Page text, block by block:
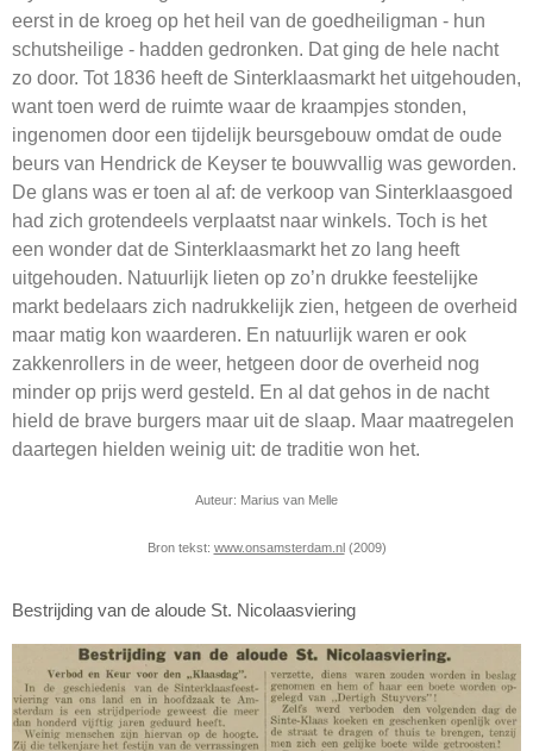
eerst in de kroeg op het heil van de goedheiligman - hun
schutsheilige - hadden gedronken. Dat ging de hele nacht
zo door. Tot 1836 heeft de Sinterklaasmarkt het uitgehouden,
want toen werd de ruimte waar de kraampjes stonden,
ingenomen door een tijdelijk beursgebouw omdat de oude
beurs van Hendrick de Keyser te bouwvallig was geworden.
De glans was er toen al af: de verkoop van Sinterklaasgoed
had zich grotendeels verplaatst naar winkels. Toch is het
een wonder dat de Sinterklaasmarkt het zo lang heeft
uitgehouden. Natuurlijk lieten op zo’n drukke feestelijke
markt bedelaars zich nadrukkelijk zien, hetgeen de overheid
maar matig kon waarderen. En natuurlijk waren er ook
zakkenrollers in de weer, hetgeen door de overheid nog
minder op prijs werd gesteld. En al dat gehos in de nacht
hield de brave burgers maar uit de slaap. Maar maatregelen
daartegen hielden weinig uit: de traditie won het.
Auteur: Marius van Melle
Bron tekst: www.onsamsterdam.nl(2009)
Bestrijding van de aloude St. Nicolaasviering